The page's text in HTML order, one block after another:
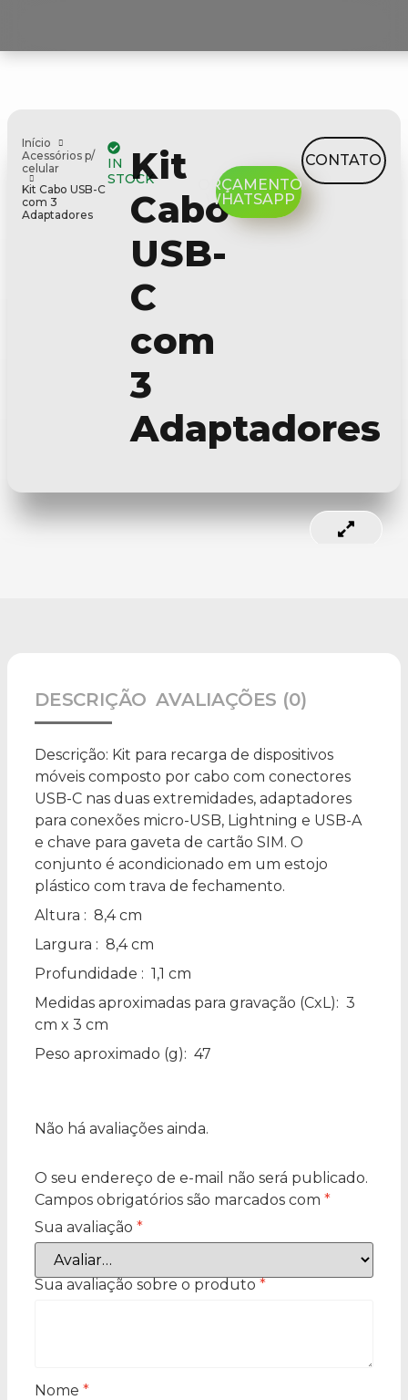
Início
Acessórios p/
celular
Kit Cabo USB-C
com 3
Adaptadores
IN
STOCKKit
Cabo
USB-
C
com
3
Adaptadores
ORÇAMENTO
WHATSAPP
CONTATO
DESCRIÇÃO AVALIAÇÕES (0)
Descrição: Kit para recarga de dispositivos
móveis composto por cabo com conectores
USB-C nas duas extremidades, adaptadores
para conexões micro-USB, Lightning e USB-A
e chave para gaveta de cartão SIM. O
conjunto é acondicionado em um estojo
plástico com trava de fechamento.
Altura : 8,4 cm
Largura : 8,4 cm
Profundidade : 1,1 cm
Medidas aproximadas para gravação (CxL): 3
cm x 3 cm
Peso aproximado (g): 47
Não há avaliações ainda.
O seu endereço de e-mail não será publicado.
Campos obrigatórios são marcados com *
Sua avaliação *
Sua avaliação sobre o produto *
Nome *